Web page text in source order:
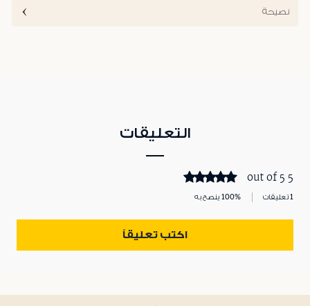
نصيحة
التعليقات
5 out of 5
1 تعليقات 100% ينصح به
اكتب تعليقاً